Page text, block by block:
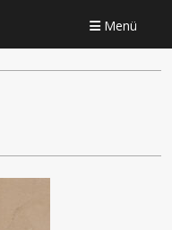
Menü